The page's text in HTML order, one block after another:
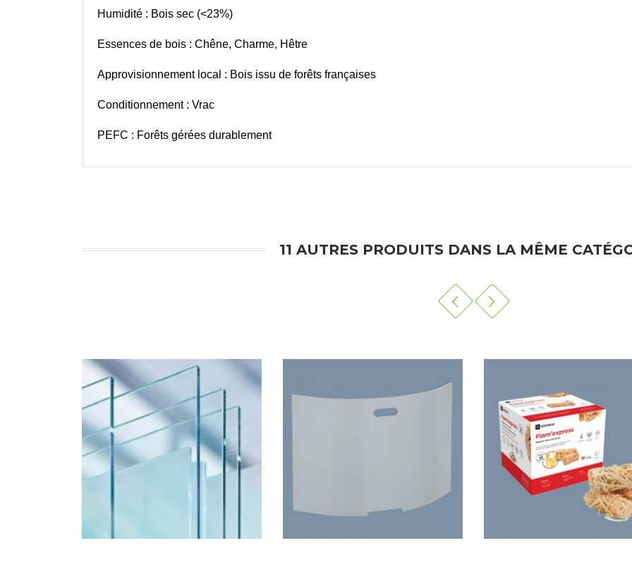
Humidité : Bois sec (<23%)
Essences de bois : Chêne, Charme, Hêtre
Approvisionnement local : Bois issu de forêts françaises
Conditionnement : Vrac
PEFC : Forêts gérées durablement
11 AUTRES PRODUITS DANS LA MÊME